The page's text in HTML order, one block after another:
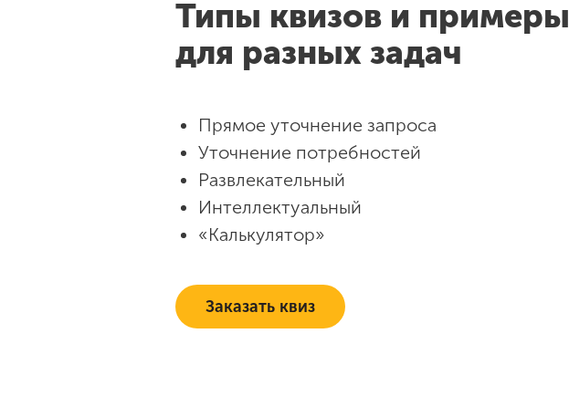
Типы квизов и примеры
для разных задач
Прямое уточнение запроса
Уточнение потребностей
Развлекательный
Интеллектуальный
«Калькулятор»
Заказать квиз